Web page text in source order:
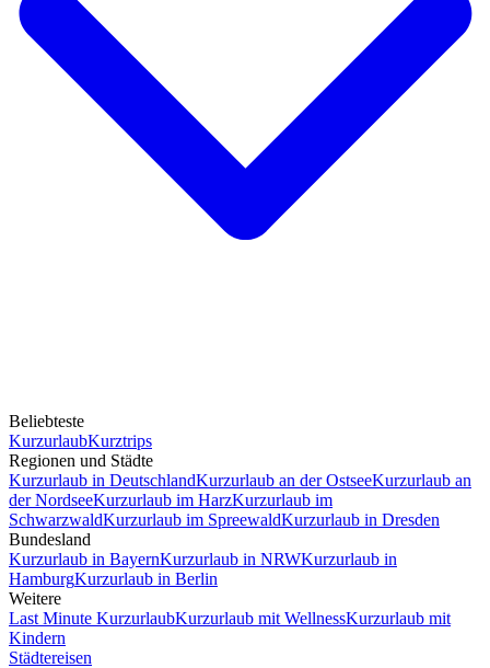
Beliebteste
KurzurlaubKurztrips
Regionen und Städte
Kurzurlaub in DeutschlandKurzurlaub an der OstseeKurzurlaub an
der NordseeKurzurlaub im HarzKurzurlaub im
SchwarzwaldKurzurlaub im SpreewaldKurzurlaub in Dresden
Bundesland
Kurzurlaub in BayernKurzurlaub in NRWKurzurlaub in
HamburgKurzurlaub in Berlin
Weitere
Last Minute KurzurlaubKurzurlaub mit WellnessKurzurlaub mit
Kindern
Städtereisen